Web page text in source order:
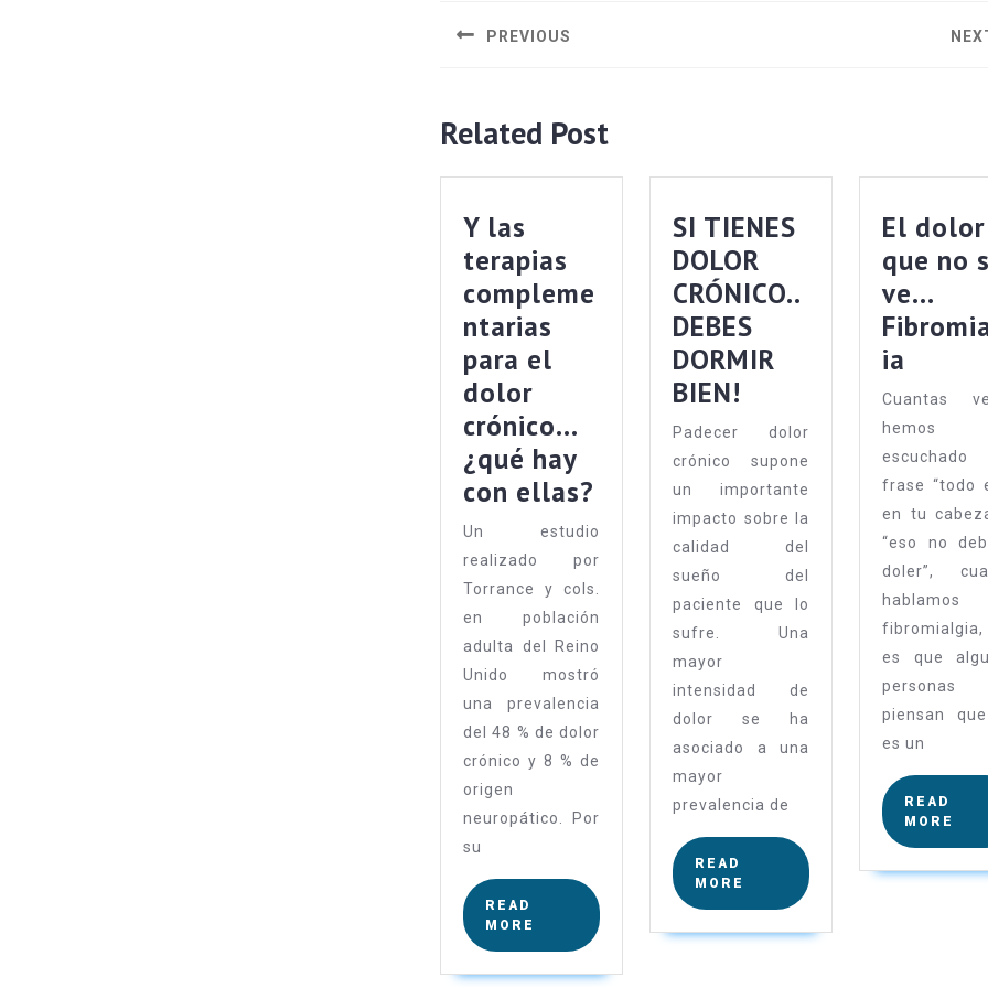
PREVIOUS
Related Post
Y las
terapias
compleme
ntarias
para el
dolor
crónico…
¿qué hay
con ellas?
Un estudio
realizado por
Torrance y cols.
en población
adulta del Reino
Unido mostró
una prevalencia
del 48 % de dolor
crónico y 8 % de
origen
neuropático. Por
su
READ
MORE
SI TIENES
DOLOR
CRÓNICO..
DEBES
DORMIR
BIEN!
Padecer dolor
crónico supone
un importante
impacto sobre la
calidad del
sueño del
paciente que lo
sufre. Una
mayor
intensidad de
dolor se ha
asociado a una
mayor
prevalencia de
READ
MORE
El dolor
que no
ve…
ia
Cuantas
hemos
frase “todo
en tu
“eso no
doler”,
hablamos
es que
personas
piensan
es un
READ
MORE